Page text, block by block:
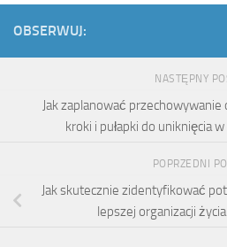
OBSERWUJ:
NASTĘPNY
Jak zaplanować
kroki i pułapki do uniknięcia
POPRZEDNI
Jak skutecznie zidentyfikować
lepszej organizacji